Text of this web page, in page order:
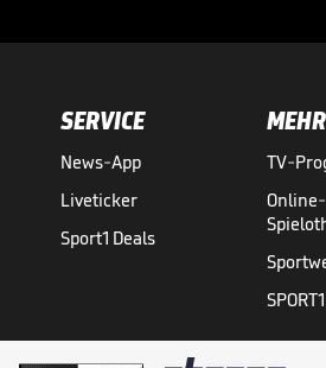
SERVICE
News-App
Liveticker
Sport1 Deals
MEHR
TV-